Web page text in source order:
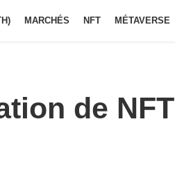
MARCHÉS NFT MÉTAVERSE
de NFT